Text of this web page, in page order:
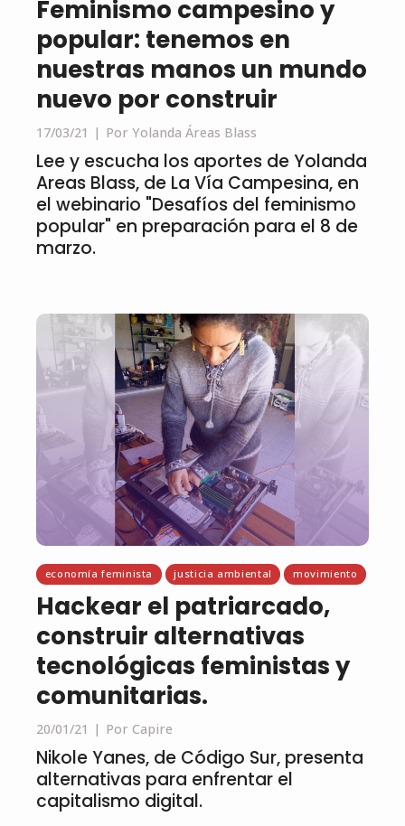
Feminismo campesino y
popular: tenemos en
nuestras manos un mundo
nuevo por construir
17/03/21 Por Yolanda Áreas Blass
Lee y escucha los aportes de Yolanda
Areas Blass, de La Vía Campesina, en
el webinario "Desafíos del feminismo
popular" en preparación para el 8 de
marzo.
economía feminista justicia ambiental movimiento
Hackear el patriarcado,
construir alternativas
tecnológicas feministas y
comunitarias.
20/01/21 Por Capire
Nikole Yanes, de Código Sur, presenta
alternativas para enfrentar el
capitalismo digital.